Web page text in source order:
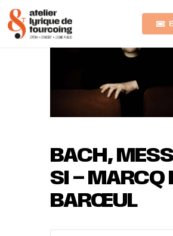
BACH,
SI – MARCQ
BARŒUL